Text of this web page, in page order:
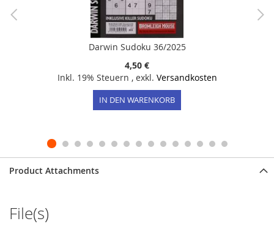
Darwin Sudoku 36/2025
4,50 €
Inkl. 19% Steuern , exkl. Versandkosten
IN DEN WARENKORB
Product Attachments
File(s)